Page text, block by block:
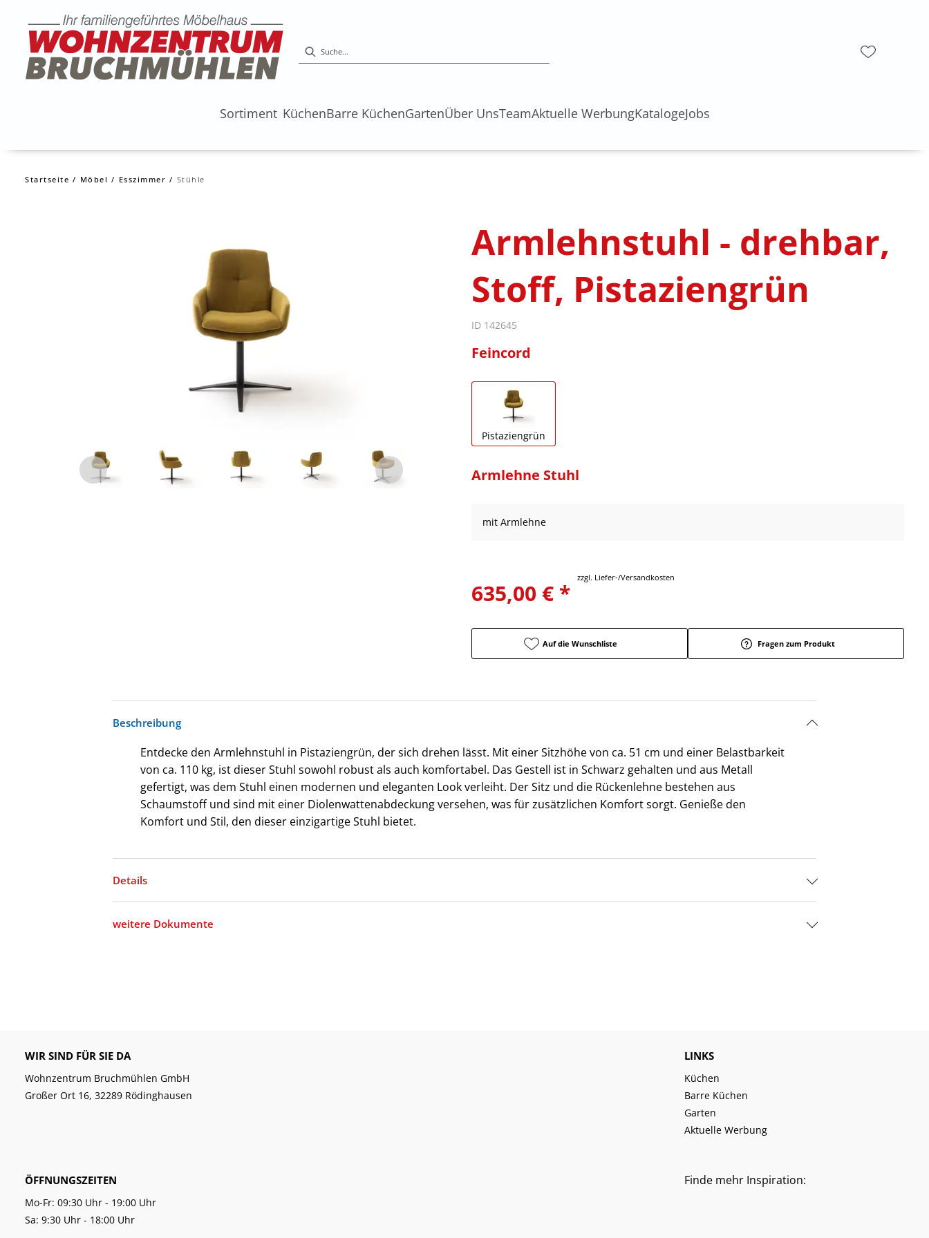
Sortiment KüchenBarre KüchenGartenÜber UnsTeamAktuelle WerbungKatalogeJobs
Startseite Möbel Esszimmer Stühle
Armlehnstuhl - drehbar,
Stoff, Pistaziengrün
ID 142645
Feincord
Pistaziengrün
Armlehne Stuhl
mit Armlehne
635,00 € *
zzgl. Liefer-/Versandkosten
Auf die Wunschliste Fragen zum Produkt
Beschreibung
Entdecke den Armlehnstuhl in Pistaziengrün, der sich drehen lässt. Mit einer Sitzhöhe von ca. 51 cm und einer Belastbarkeit
von ca. 110 kg, ist dieser Stuhl sowohl robust als auch komfortabel. Das Gestell ist in Schwarz gehalten und aus Metall
gefertigt, was dem Stuhl einen modernen und eleganten Look verleiht. Der Sitz und die Rückenlehne bestehen aus
Schaumstoff und sind mit einer Diolenwattenabdeckung versehen, was für zusätzlichen Komfort sorgt. Genieße den
Komfort und Stil, den dieser einzigartige Stuhl bietet.
Details
weitere Dokumente
WIR SIND FÜR SIE DA
Wohnzentrum Bruchmühlen GmbH
Großer Ort 16, 32289 Rödinghausen
LINKS
Küchen
Barre Küchen
Garten
Aktuelle Werbung
ÖFFNUNGSZEITEN
Mo-Fr: 09:30 Uhr - 19:00 Uhr
Sa: 9:30 Uhr - 18:00 Uhr
Finde mehr Inspiration: